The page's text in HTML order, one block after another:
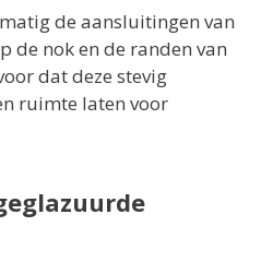
de aansluitingen van
de nok en de randen van
dat deze stevig
ruimte laten voor